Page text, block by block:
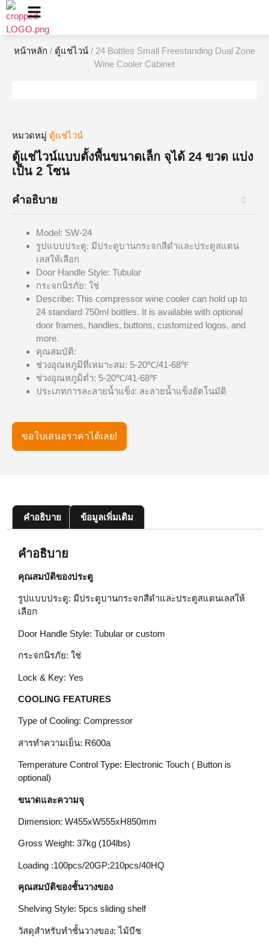
หน้าหลัก / ตู้แช่ไวน์ / 24 Bottles Small Freestanding Dual Zone
Wine Cooler Cabinet
หมวดหมู่ ตู้แช่ไวน์
ตู้แช่ไวน์แบบตั้งพื้นขนาดเล็ก จุได้ 24 ขวด แบ่ง
เป็น 2 โซน
คำอธิบาย
Model: SW-24
รูปแบบประตู: มีประตูบานกระจกสีดำและประตูสแตน
เลสให้เลือก
Door Handle Style: Tubular
กระจกนิรภัย: ใช่
Describe: This compressor wine cooler can hold up to
24 standard 750ml bottles. It is available with optional
door frames, handles, buttons, customized logos, and
more.
คุณสมบัติ:
ช่วงอุณหภูมิที่เหมาะสม: 5-20℃/41-68℉
ช่วงอุณหภูมิต่ำ: 5-20℃/41-68℉
ประเภทการละลายน้ำแข็ง: ละลายน้ำแข็งอัตโนมัติ
ขอใบเสนอราคาได้เลย!
คำอธิบาย ข้อมูลเพิ่มเติม
คำอธิบาย
คุณสมบัติของประตู
รูปแบบประตู: มีประตูบานกระจกสีดำและประตูสแตนเลสให้
เลือก
Door Handle Style: Tubular or custom
กระจกนิรภัย: ใช่
Lock & Key: Yes
COOLING FEATURES
Type of Cooling: Compressor
สารทำความเย็น: R600a
Temperature Control Type: Electronic Touch ( Button is
optional)
ขนาดและความจุ
Dimension: W455xW555xH850mm
Gross Weight: 37kg (104lbs)
Loading :100pcs/20GP;210pcs/40HQ
คุณสมบัติของชั้นวางของ
Shelving Style: 5pcs sliding shelf
วัสดุสำหรับทำชั้นวางของ: ไม้บีช